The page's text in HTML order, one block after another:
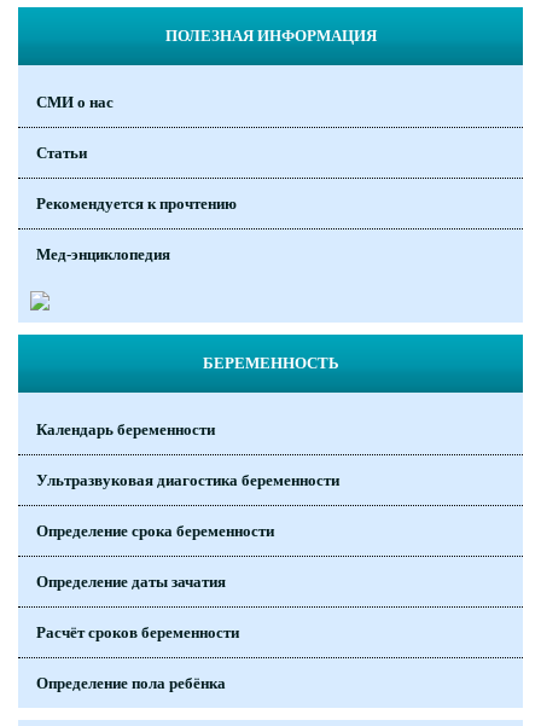
ПОЛЕЗНАЯ ИНФОРМАЦИЯ
СМИ о нас
Статьи
Рекомендуется к прочтению
Мед-энциклопедия
БЕРЕМЕННОСТЬ
Календарь беременности
Ультразвуковая диагостика беременности
Определение срока беременности
Определение даты зачатия
Расчёт сроков беременности
Определение пола ребёнка